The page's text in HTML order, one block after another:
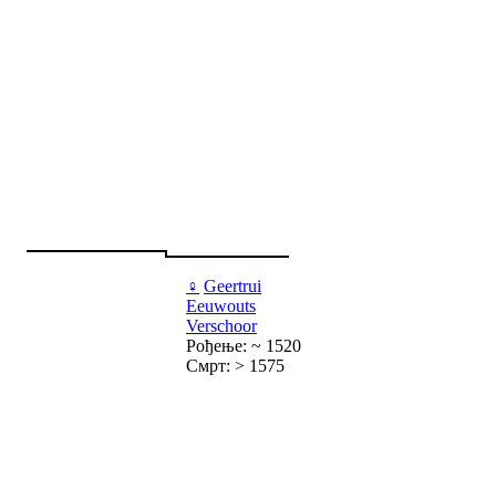
♀ Geertrui
Eeuwouts
Verschoor
Рођење: ~ 1520
Смрт: > 1575